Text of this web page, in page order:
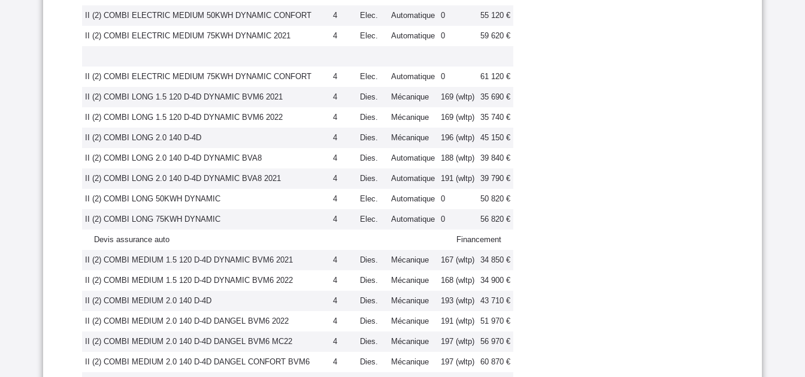
II (2) COMBI ELECTRIC MEDIUM 50KWH DYNAMIC CONFORT 4 Elec. Automatique 0 55 120 €
II (2) COMBI ELECTRIC MEDIUM 75KWH DYNAMIC 2021 4 Elec. Automatique 0 59 620 €
II (2) COMBI ELECTRIC MEDIUM 75KWH DYNAMIC CONFORT 4 Elec. Automatique 0 61 120 €
II (2) COMBI LONG 1.5 120 D-4D DYNAMIC BVM6 2021 4 Dies. Mécanique 169 (wltp) 35 690 €
II (2) COMBI LONG 1.5 120 D-4D DYNAMIC BVM6 2022 4 Dies. Mécanique 169 (wltp) 35 740 €
II (2) COMBI LONG 2.0 140 D-4D 4 Dies. Mécanique 196 (wltp) 45 150 €
II (2) COMBI LONG 2.0 140 D-4D DYNAMIC BVA8 4 Dies. Automatique 188 (wltp) 39 840 €
II (2) COMBI LONG 2.0 140 D-4D DYNAMIC BVA8 2021 4 Dies. Automatique 191 (wltp) 39 790 €
II (2) COMBI LONG 50KWH DYNAMIC 4 Elec. Automatique 0 50 820 €
II (2) COMBI LONG 75KWH DYNAMIC 4 Elec. Automatique 0 56 820 €
Devis assurance auto Financement
II (2) COMBI MEDIUM 1.5 120 D-4D DYNAMIC BVM6 2021 4 Dies. Mécanique 167 (wltp) 34 850 €
II (2) COMBI MEDIUM 1.5 120 D-4D DYNAMIC BVM6 2022 4 Dies. Mécanique 168 (wltp) 34 900 €
II (2) COMBI MEDIUM 2.0 140 D-4D 4 Dies. Mécanique 193 (wltp) 43 710 €
II (2) COMBI MEDIUM 2.0 140 D-4D DANGEL BVM6 2022 4 Dies. Mécanique 191 (wltp) 51 970 €
II (2) COMBI MEDIUM 2.0 140 D-4D DANGEL BVM6 MC22 4 Dies. Mécanique 197 (wltp) 56 970 €
II (2) COMBI MEDIUM 2.0 140 D-4D DANGEL CONFORT BVM6 4 Dies. Mécanique 197 (wltp) 60 870 €